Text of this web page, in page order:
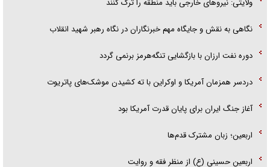
ولایتی: نیرو‌های خارجی باید منطقه را ترک کنند
نگاهی به نقش و جایگاه مهم خبرنگاران در نگاه رهبر شهید انقلاب
دوره نفت ارزان با بازگشایی تنگه‌هرمز برنمی گردد
دردسر همزمان آمریکا و اوکراین با ته کشیدن موشک‌های پاتریوت
آغاز جنگ ایران برای پایان قدرت آمریکا بود
اربعین؛ زبان مشترک قدم‌ها
اربعین حسینی (ع) از منظر فقه و روایت